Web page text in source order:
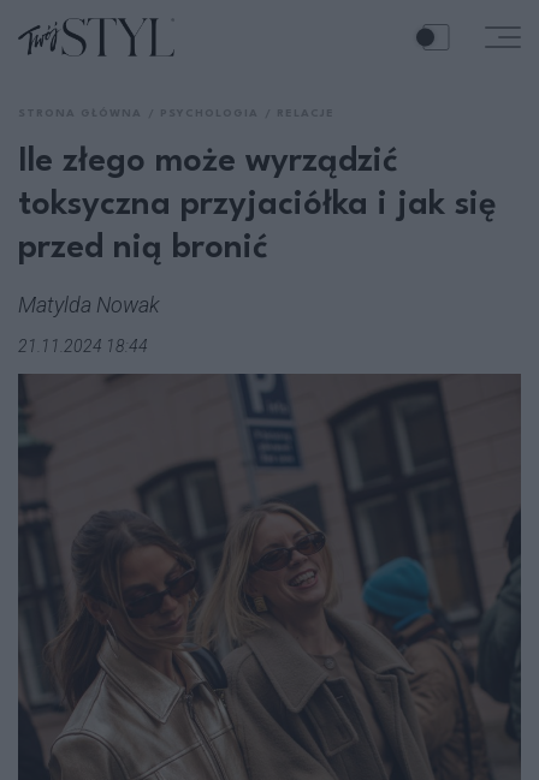
Ile złego może wyrządzić
toksyczna przyjaciółka i jak się
przed nią bronić
Matylda Nowak
21.11.2024 18:44